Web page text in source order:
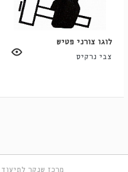
לוגו צורני פטיש
צבי נרקיס
מרכז שנקר